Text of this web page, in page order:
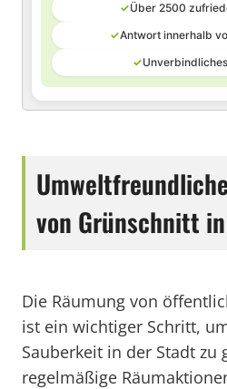
✓Über 2500
✓Antwort innerhalb
✓
von Grünschnitt
Die Räumung von
ist ein wichtiger Schritt,
Sauberkeit in der Stadt zu
regelmäßige